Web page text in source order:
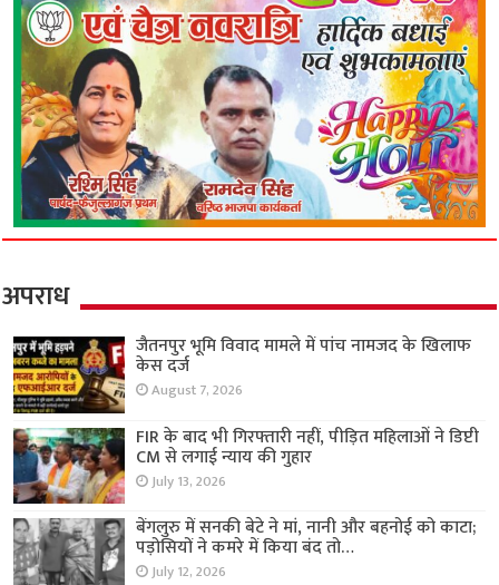
अपराध
जैतनपुर भूमि विवाद मामले में पांच नामजद के खिलाफ
केस दर्ज
August 7, 2026
FIR के बाद भी गिरफ्तारी नहीं, पीड़ित महिलाओं ने डिप्टी
CM से लगाई न्याय की गुहार
July 13, 2026
बेंगलुरु में सनकी बेटे ने मां, नानी और बहनोई को काटा;
पड़ोसियों ने कमरे में किया बंद तो…
July 12, 2026